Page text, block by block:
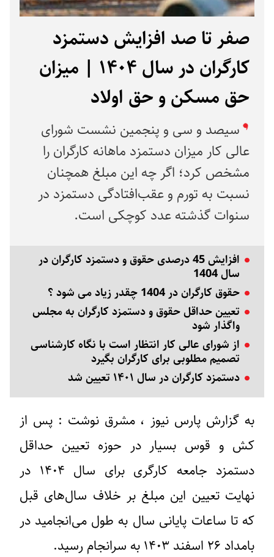
صفر تا صد افزایش دستمزد
کارگران در سال ۱۴۰۴ | میزان
حق مسکن و حق اولاد
سیصد و سی و پنجمین نشست شورای
عالی کار میزان دستمزد ماهانه کارگران را
مشخص کرد؛ اگر چه این مبلغ همچنان
نسبت به تورم و عقب‌افتادگی دستمزد در
سنوات گذشته عدد کوچکی است.
افزایش 45 درصدی حقوق و دستمزد کارگران در
سال 1404
حقوق کارگران در 1404 چقدر زیاد می‌ شود ؟
تعیین حداقل حقوق و دستمزد کارگران به مجلس
واگذار شود
از شورای عالی کار انتظار است با نگاه کارشناسی
تصمیم مطلوبی برای کارگران بگیرد
دستمزد کارگران در سال ۱۴۰۱ تعیین شد
به گزارش پارس نیوز ، مشرق نوشت : پس از
کش و قوس بسیار در حوزه تعیین حداقل
دستمزد جامعه کارگری برای سال ۱۴۰۴ در
نهایت تعیین این مبلغ بر خلاف سال‌های قبل
که تا ساعات پایانی سال به طول می‌انجامید در
بامداد ۲۶ اسفند ۱۴۰۳ به سرانجام رسید.